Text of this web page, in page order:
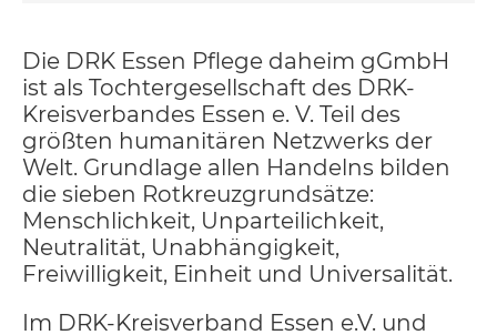
Die DRK Essen Pflege daheim gGmbH
ist als Tochtergesellschaft des DRK-
Kreisverbandes Essen e. V. Teil des
größten humanitären Netzwerks der
Welt. Grundlage allen Handelns bilden
die sieben Rotkreuzgrundsätze:
Menschlichkeit, Unparteilichkeit,
Neutralität, Unabhängigkeit,
Freiwilligkeit, Einheit und Universalität.
Im DRK-Kreisverband Essen e.V. und